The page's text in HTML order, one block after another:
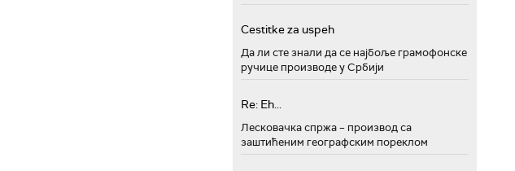
Cestitke za uspeh
Да ли сте знали да се најбоље грамофонске
ручице производе у Србији
Re: Eh...
Лесковачка спржа – производ са
заштићеним географским пореклом